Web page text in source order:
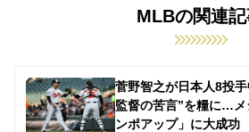
MLBの関連
菅野智之が日本人8投
監督の苦言”を糧に…メ
ンポアップ」に大成功